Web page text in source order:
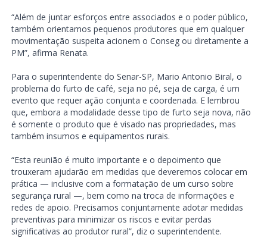
“Além de juntar esforços entre associados e o poder público,
também orientamos pequenos produtores que em qualquer
movimentação suspeita acionem o Conseg ou diretamente a
PM”, afirma Renata.
Para o superintendente do Senar-SP, Mario Antonio Biral, o
problema do furto de café, seja no pé, seja de carga, é um
evento que requer ação conjunta e coordenada. E lembrou
que, embora a modalidade desse tipo de furto seja nova, não
é somente o produto que é visado nas propriedades, mas
também insumos e equipamentos rurais.
“Esta reunião é muito importante e o depoimento que
trouxeram ajudarão em medidas que deveremos colocar em
prática — inclusive com a formatação de um curso sobre
segurança rural —, bem como na troca de informações e
redes de apoio. Precisamos conjuntamente adotar medidas
preventivas para minimizar os riscos e evitar perdas
significativas ao produtor rural”, diz o superintendente.